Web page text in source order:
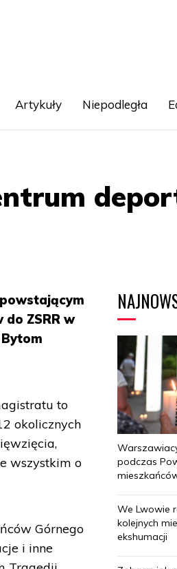
Artykuły Niepodległa
ZSRR w
to
okolicznych
wszystkim o
Górnego
i inne
podczas
We Lwowie
kolejnych
ekshumacji